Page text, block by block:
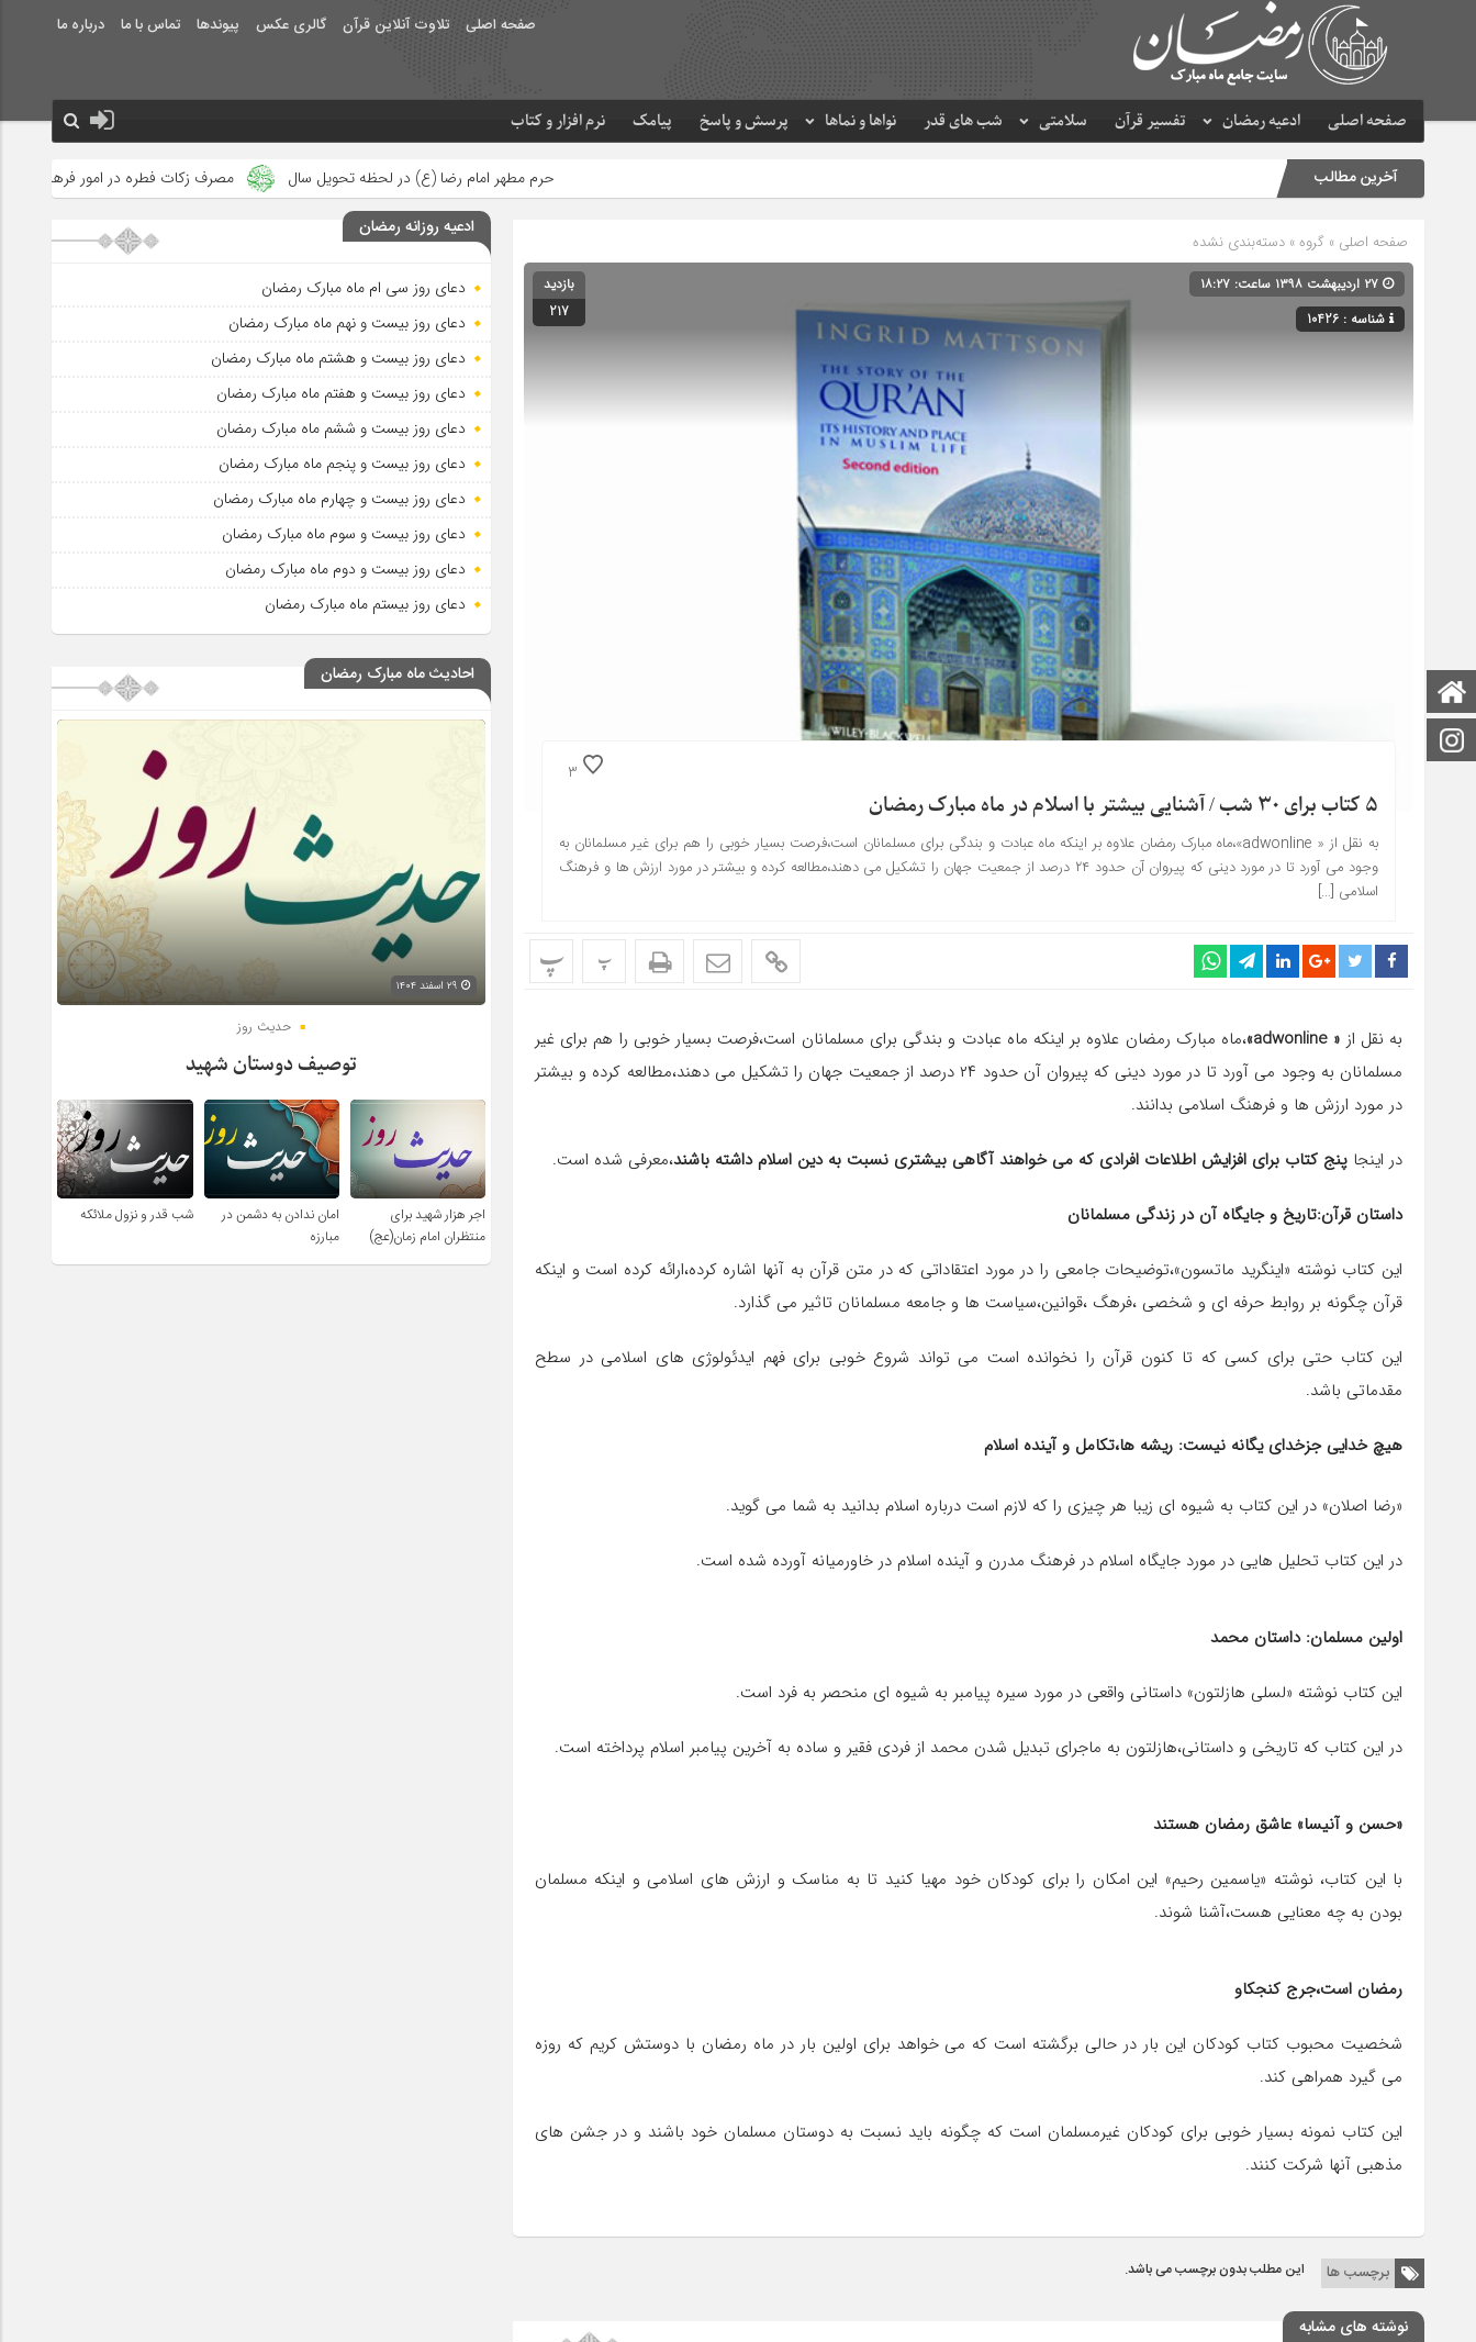
صفحه اصلی تلاوت آنلاین قرآن گالری عکس پیوندها تماس با ما درباره ما
صفحه اصلی ادعیه رمضان تفسیر قرآن سلامتی شب های قدر نواها و نماها پرسش و پاسخ پیامک نرم افزار و کتاب
آخرین مطالب حرم مطهر امام رضا (ع) در لحظه تحویل سال مصرف زکات فطره در امور فرهنگی جلوه‌های بزرگ
صفحه اصلی » گروه » دسته‌بندی نشده
شناسه : 10426
بازدید
217
3
۵ کتاب برای ۳۰ شب / آشنایی بیشتر با اسلام در ماه مبارک رمضان
به نقل از « adwonline»،ماه مبارک رمضان علاوه بر اینکه ماه عبادت و بندگی برای مسلمانان است،فرصت بسیار خوبی را هم برای غیر مسلمانان به
وجود می آورد تا در مورد دینی که پیروان آن حدود ۲۴ درصد از جمعیت جهان را تشکیل می دهند،مطالعه کرده و بیشتر در مورد ارزش ها و فرهنگ
اسلامی […]
پ پ
به نقل از «
adwonline
»،ماه مبارک رمضان علاوه بر اینکه ماه عبادت و بندگی برای مسلمانان است،فرصت بسیار خوبی را هم برای غیر
مسلمانان به وجود می آورد تا در مورد دینی که پیروان آن حدود ۲۴ درصد از جمعیت جهان را تشکیل می دهند،مطالعه کرده و بیشتر
در مورد ارزش ها و فرهنگ اسلامی بدانند.
در اینجا پنج کتاب برای افزایش اطلاعات افرادی که می خواهند آگاهی بیشتری نسبت به دین اسلام داشته باشند،معرفی شده است.
داستان قرآن:تاریخ و جایگاه آن در زندگی مسلمانان
این کتاب نوشته «اینگرید ماتسون»،توضیحات جامعی را در مورد اعتقاداتی که در متن قرآن به آنها اشاره کرده،ارائه کرده است و اینکه
قرآن چگونه بر روابط حرفه ای و شخصی ،فرهگ ،قوانین،سیاست ها و جامعه مسلمانان تاثیر می گذارد.
این کتاب حتی برای کسی که تا کنون قرآن را نخوانده است می تواند شروع خوبی برای فهم ایدئولوژی های اسلامی در سطح
مقدماتی باشد.
هیچ خدایی جزخدای یگانه نیست: ریشه ها،تکامل و آینده اسلام
«رضا اصلان» در این کتاب به شیوه ای زیبا هر چیزی را که لازم است درباره اسلام بدانید به شما می گوید.
در این کتاب تحلیل هایی در مورد جایگاه اسلام در فرهنگ مدرن و آینده اسلام در خاورمیانه آورده شده است.
اولین مسلمان: داستان محمد
این کتاب نوشته «لسلی هازلتون» داستانی واقعی در مورد سیره پیامبر به شیوه ای منحصر به فرد است.
در این کتاب که تاریخی و داستانی،هازلتون به ماجرای تبدیل شدن محمد از فردی فقیر و ساده به آخرین پیامبر اسلام پرداخته است.
«حسن و آنیسا» عاشق رمضان هستند
با این کتاب، نوشته «یاسمین رحیم» این امکان را برای کودکان خود مهیا کنید تا به مناسک و ارزش های اسلامی و اینکه مسلمان
بودن به چه معنایی هست،آشنا شوند.
رمضان است،جرج کنجکاو
شخصیت محبوب کتاب کودکان این بار در حالی برگشته است که می خواهد برای اولین بار در ماه رمضان با دوستش کریم که روزه
می گیرد همراهی کند.
این کتاب نمونه بسیار خوبی برای کودکان غیرمسلمان است که چگونه باید نسبت به دوستان مسلمان خود باشند و در جشن های
مذهبی آنها شرکت کنند.
برچسب ها این مطلب بدون برچسب می باشد.
نوشته های مشابه
ادعیه روزانه رمضان
دعای روز سی ام ماه مبارک رمضان
دعای روز بیست و نهم ماه مبارک رمضان
دعای روز بیست و هشتم ماه مبارک رمضان
دعای روز بیست و هفتم ماه مبارک رمضان
دعای روز بیست و ششم ماه مبارک رمضان
دعای روز بیست و پنجم ماه مبارک رمضان
دعای روز بیست و چهارم ماه مبارک رمضان
دعای روز بیست و سوم ماه مبارک رمضان
دعای روز بیست و دوم ماه مبارک رمضان
دعای روز بیستم ماه مبارک رمضان
احادیث ماه مبارک رمضان
حدیث روز
توصیف دوستان شهید
اجر هزار شهید برای
منتظران امام زمان(عج)
امان ندادن به دشمن در
مبارزه
شب قدر و نزول ملائکه